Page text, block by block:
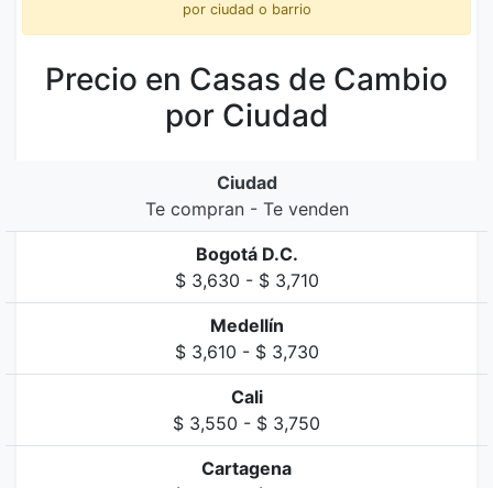
por ciudad o barrio
Precio en Casas de Cambio
por Ciudad
Ciudad
Te compran - Te venden
Bogotá D.C.
$ 3,630 - $ 3,710
Medellín
$ 3,610 - $ 3,730
Cali
$ 3,550 - $ 3,750
Cartagena